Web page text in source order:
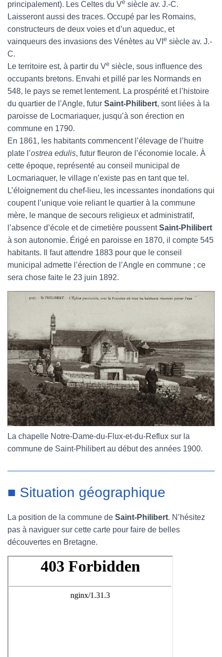
principalement). Les Celtes du Ve siècle av. J.-C.
Laisseront aussi des traces. Occupé par les Romains,
constructeurs de deux voies et d’un aqueduc, et
vainqueurs des invasions des Vénètes au VI e siècle av. J.-
C.
Le territoire est, à partir du Ve siècle, sous influence des
occupants bretons. Envahi et pillé par les Normands en
548, le pays se remet lentement. La prospérité et l’histoire
du quartier de l’Angle, futur Saint-Philibert, sont liées à la
paroisse de Locmariaquer, jusqu’à son érection en
commune en 1790.
En 1861, les habitants commencent l’élevage de l’huitre
plate l’ostrea edulis, futur fleuron de l’économie locale. À
cette époque, représenté au conseil municipal de
Locmariaquer, le village n’existe pas en tant que tel.
L’éloignement du chef-lieu, les incessantes inondations qui
coupent l’unique voie reliant le quartier à la commune
mère, le manque de secours religieux et administratif,
l’absence d’école et de cimetière poussentSaint-Philibert
à son autonomie. Érigé en paroisse en 1870, il compte 545
habitants. Il faut attendre 1883 pour que le conseil
municipal admette l’érection de l’Angle en commune ; ce
sera chose faite le 23 juin 1892.
La chapelle Notre-Dame-du-Flux-et-du-Reflux sur la
commune de Saint-Philibert au début des années 1900.
■ Situation géographique
La position de la commune de Saint-Philibert. N’hésitez
pas à naviguer sur cette carte pour faire de belles
découvertes en Bretagne.